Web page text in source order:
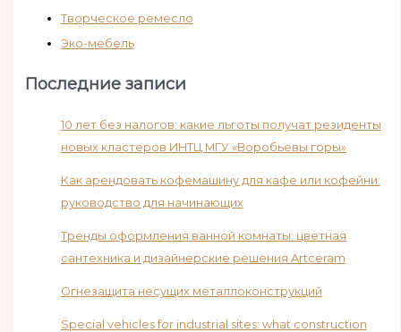
Творческое ремесло
Эко-мебель
Последние записи
10 лет без налогов: какие льготы получат резиденты
новых кластеров ИНТЦ МГУ «Воробьевы горы»
Как арендовать кофемашину для кафе или кофейни:
руководство для начинающих
Тренды оформления ванной комнаты: цветная
сантехника и дизайнерские решения Artceram
Огнезащита несущих металлоконструкций
Special vehicles for industrial sites: what construction